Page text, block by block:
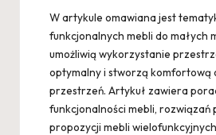
W artykule omawiana jest
funkcjonalnych mebli do małych
umożliwią wykorzystanie
optymalny i stworzą komfortową
przestrzeń. Artykuł zawiera
funkcjonalności mebli, rozwiązań
propozycji mebli